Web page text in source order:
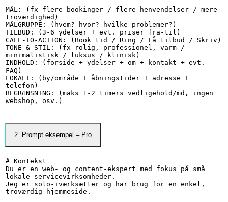
MÅL: (fx flere bookinger / flere henvendelser / mere
troværdighed)
MÅLGRUPPE: (hvem? hvor? hvilke problemer?)
TILBUD: (3-6 ydelser + evt. priser fra-til)
CALL-TO-ACTION: (Book tid / Ring / Få tilbud / Skriv)
TONE & STIL: (fx rolig, professionel, varm /
minimalistisk / luksus / klinisk)
INDHOLD: (forside + ydelser + om + kontakt + evt.
FAQ)
LOKALT: (by/område + åbningstider + adresse +
telefon)
BEGRÆNSNING: (maks 1-2 timers vedligehold/md, ingen
webshop, osv.)
2. Prompt eksempel – Pro
# Kontekst
Du er en web- og content-ekspert med fokus på små
lokale servicevirksomheder.
Jeg er solo-iværksætter og har brug for en enkel,
troværdig hjemmeside.